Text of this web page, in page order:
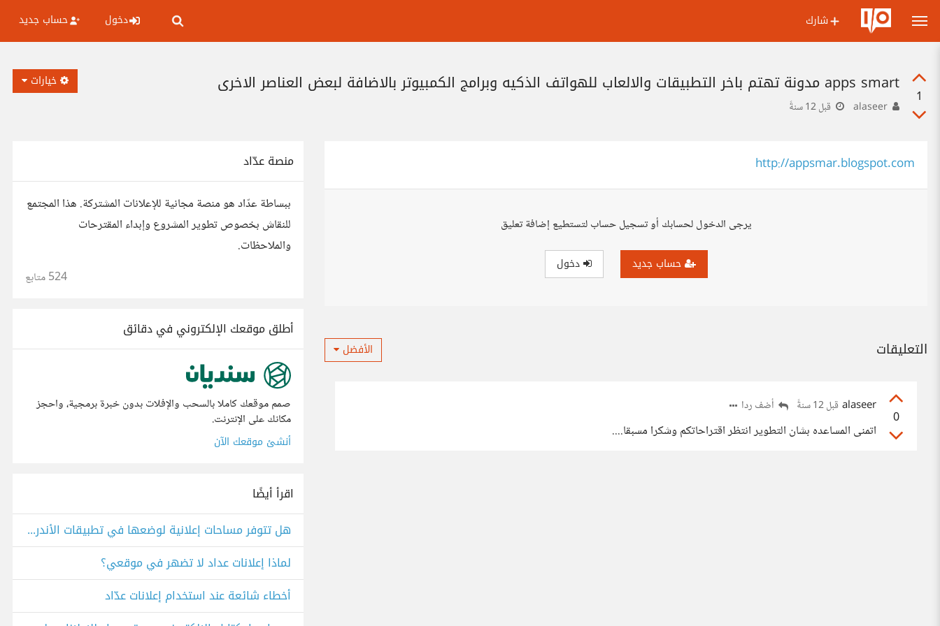
شارك دخول حساب جديد
1
apps smart مدونة تهتم باخر التطبيقات والالعاب للهواتف الذكيه وبرامج الكمبيوتر بالاضافة لبعض العناصر الاخرى
قبل 12 سنةً
خيارات
http://appsmar.blogspot.com
يرجى الدخول لحسابك أو تسجيل حساب لتستطيع إضافة تعليق
حساب جديد دخول
التعليقات الأفضل
0
alaseer قبل 12 سنةً أضف ردا
اتمنى المساعده بشان التطوير انتظر اقتراحاتكم وشكرا مسبقا....
منصة عدّاد
ببساطة عدّاد هو منصة مجانية للإعلانات المشتركة. هذا المجتمع
للنقاش بخصوص تطوير المشروع وإبداء المقترحات
والملاحظات.
524متابع
أطلق موقعك الإلكتروني في دقائق
صمم موقعك كاملا بالسحب والإفلات بدون خبرة برمجية، واحجز
مكانك على الإنترنت.
أنشئ موقعك الآن
اقرأ أيضًا
هل تتوفر مساحات إعلانية لوضعها في تطبيقات الأندرويد أو آبل؟
لماذا إعلانات عداد لا تضهر في موقعي؟
أخطاء شائعة عند استخدام إعلانات عدّاد